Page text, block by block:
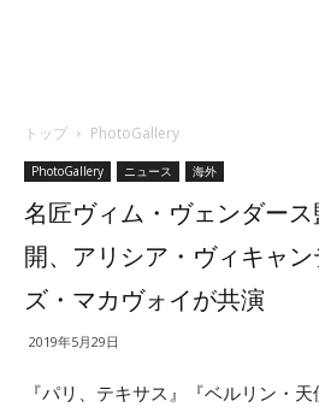
トップ PhotoGallery
PhotoGallery ニュース 海外
名匠ヴィム・ヴェンダー
開、アリシア・ヴィキャ
ズ・マカヴォイが共演
2019年5月29日
『パリ、テキサス』『ベルリン・